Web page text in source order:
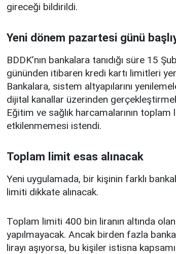
gireceği bildirildi.
Yeni dönem pazartesi günü
BDDK’nın bankalara tanıdığı süre 15
gününden itibaren kredi kartı limitleri
Bankalara, sistem altyapılarını
dijital kanallar üzerinden
Eğitim ve sağlık harcamalarının
etkilenmemesi istendi.
Toplam limit esas alınacak
Yeni uygulamada, bir kişinin farklı
limiti dikkate alınacak.
Toplam limiti 400 bin liranın altında
yapılmayacak. Ancak birden fazla
lirayı aşıyorsa, bu kişiler istisna